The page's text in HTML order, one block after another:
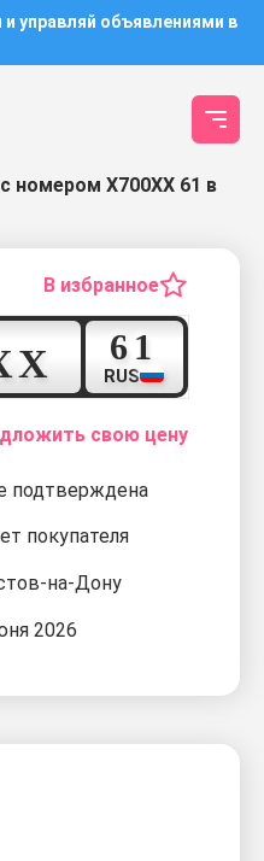
управляй объявлениями в
номером Х700ХХ 61 в
В избранное
Х 61
RUS
свою цену
подтверждена
покупателя
на-Дону
2026